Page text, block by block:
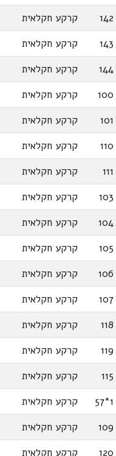
142
קרקע חקלאית
143
קרקע חקלאית
144
קרקע חקלאית
100
קרקע חקלאית
101
קרקע חקלאית
110
קרקע חקלאית
111
קרקע חקלאית
103
קרקע חקלאית
104
קרקע חקלאית
105
קרקע חקלאית
106
קרקע חקלאית
107
קרקע חקלאית
118
קרקע חקלאית
119
קרקע חקלאית
115
קרקע חקלאית
1*57
קרקע חקלאית
109
קרקע חקלאית
120
קרקע חקלאית